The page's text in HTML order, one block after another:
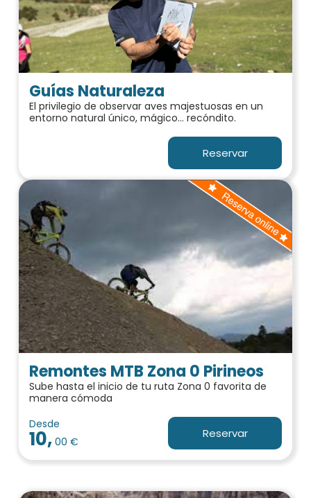
Guías Naturaleza
El privilegio de observar aves majestuosas en un
entorno natural único, mágico… recóndito.
Reservar
Remontes MTB Zona 0 Pirineos
Sube hasta el inicio de tu ruta Zona 0 favorita de
manera cómoda
Desde
10, 00 €
Reservar